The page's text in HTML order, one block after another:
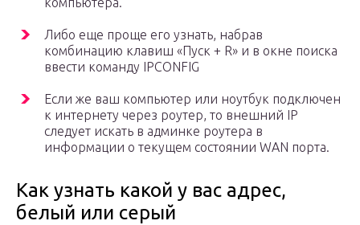
Либо еще проще его узнать, набрав
комбинацию клавиш «Пуск + R» и в окне поиска
ввести команду IPCONFIG
Если же ваш компьютер или ноутбук подключен
к интернету через роутер, то внешний IP
следует искать в админке роутера в
информации о текущем состоянии WAN порта.
Как узнать какой у вас адрес,
белый или серый